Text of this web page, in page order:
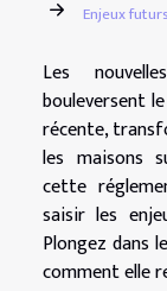
Enjeux
Les
bouleversent
récente,
les maisons
cette
saisir les
Plongez dans
comment elle